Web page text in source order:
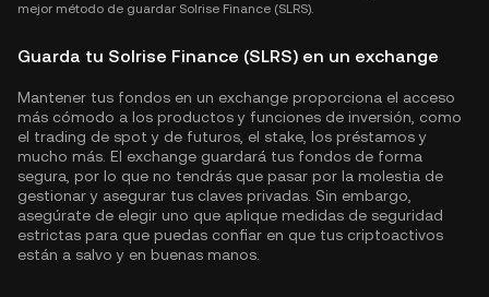
mejor método de guardar Solrise Finance (SLRS).
Guarda tu Solrise Finance (SLRS) en un exchange
Mantener tus fondos en un exchange proporciona el acceso
más cómodo a los productos y funciones de inversión, como
el trading de spot y de futuros, el stake, los préstamos y
mucho más. El exchange guardará tus fondos de forma
segura, por lo que no tendrás que pasar por la molestia de
gestionar y asegurar tus claves privadas. Sin embargo,
asegúrate de elegir uno que aplique medidas de seguridad
estrictas para que puedas confiar en que tus criptoactivos
están a salvo y en buenas manos.